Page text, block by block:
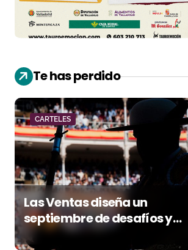
Te has perdido
CARTELES
Las Ventas diseña un
septiembre de desafíos y
variedad ganadera